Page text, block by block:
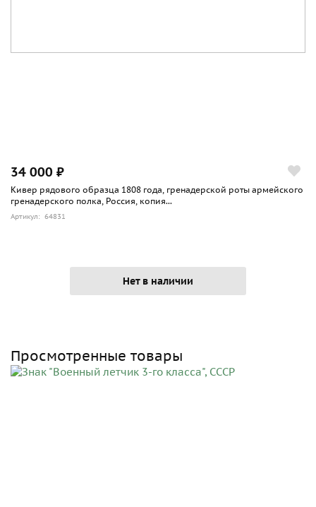
34 000 ₽
Кивер рядового образца 1808 года, гренадерской роты армейского
гренадерского полка, Россия, копия...
Артикул: 64831
Нет в наличии
Просмотренные товары